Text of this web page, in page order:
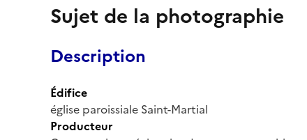
Sujet de la photographie
Description
Édifice
église paroissiale Saint-Martial
Producteur